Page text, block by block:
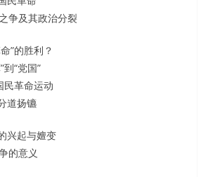
争及其政治分裂
”的胜利？
到“党国”
民革命运动
道扬镳
兴起与嬗变
的意义